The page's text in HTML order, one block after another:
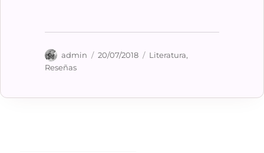
Autor
admin
Publicado
20/07/2018 Categorías
Literatura,
Reseñas